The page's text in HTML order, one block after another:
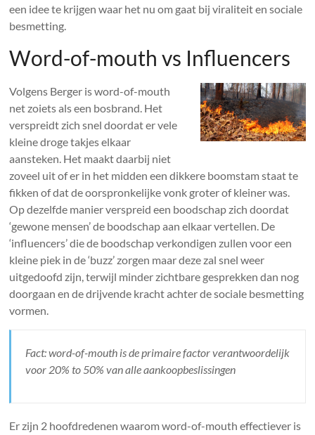
een idee te krijgen waar het nu om gaat bij viraliteit en sociale
besmetting.
Word-of-mouth vs Influencers
Volgens Berger is word-of-mouth
net zoiets als een bosbrand. Het
verspreidt zich snel doordat er vele
kleine droge takjes elkaar
aansteken. Het maakt daarbij niet
zoveel uit of er in het midden een dikkere boomstam staat te
fikken of dat de oorspronkelijke vonk groter of kleiner was.
Op dezelfde manier verspreid een boodschap zich doordat
‘gewone mensen’ de boodschap aan elkaar vertellen. De
‘influencers’ die de boodschap verkondigen zullen voor een
kleine piek in de ‘buzz’ zorgen maar deze zal snel weer
uitgedoofd zijn, terwijl minder zichtbare gesprekken dan nog
doorgaan en de drijvende kracht achter de sociale besmetting
vormen.
Fact: word-of-mouth is de primaire factor verantwoordelijk
voor 20% to 50% van alle aankoopbeslissingen
Er zijn 2 hoofdredenen waarom word-of-mouth effectiever is